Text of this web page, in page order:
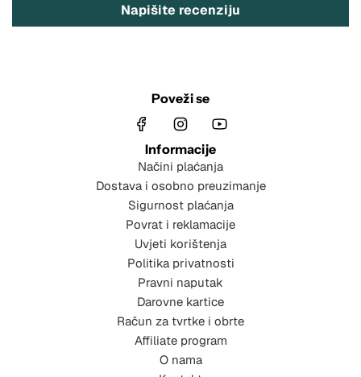
Napišite recenziju
Poveži se
Informacije
Načini plaćanja
Dostava i osobno preuzimanje
Sigurnost plaćanja
Povrat i reklamacije
Uvjeti korištenja
Politika privatnosti
Pravni naputak
Darovne kartice
Račun za tvrtke i obrte
Affiliate program
O nama